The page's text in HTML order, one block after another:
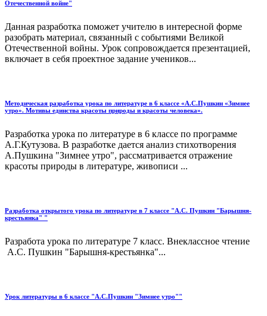
Отечественной войне"
Данная разработка поможет учителю в интересной форме
разобрать материал, связанный с событиями Великой
Отечественной войны. Урок сопровождается презентацией,
включает в себя проектное задание учеников...
Методическая разработка урока по литературе в 6 классе «А.С.Пушкин «Зимнее
утро». Мотивы единства красоты природы и красоты человека».
Разработка урока по литературе в 6 классе по программе
А.Г.Кутузова. В разработке дается анализ стихотворения
А.Пушкина "Зимнее утро", рассматривается отражение
красоты природы в литературе, живописи ...
Разработка открытого урока по литературе в 7 классе "А.С. Пушкин "Барышня-
крестьянка" "
Разработа урока по литературе 7 класс. Внеклассное чтение
А.С. Пушкин "Барышня-крестьянка"...
Урок литературы в 6 классе "А.С.Пушкин "Зимнее утро""